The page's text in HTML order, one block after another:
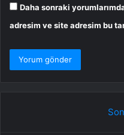
Daha sonraki
adresim ve site adresim bu